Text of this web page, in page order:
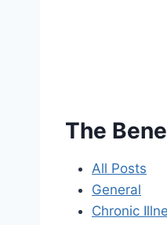
The
All Posts
General
Chronic